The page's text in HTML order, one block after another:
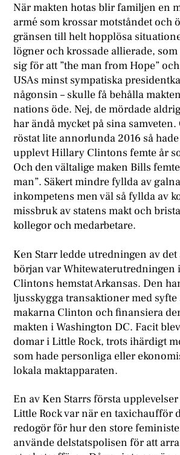
När makten hotas blir familjen en
armé som krossar motståndet och
gränsen till helt hopplösa
lögner och krossade allierade,
sig för att ”the man from Hope”
USAs minst sympatiska
någonsin – skulle få behålla
nations öde. Nej, de mördade
har ändå mycket på sina
röstat lite annorlunda 2016 så
upplevt Hillary Clintons femte år
Och den vältalige maken Bills
man”. Säkert mindre fyllda av
inkompetens men väl så fyllda av
missbruk av statens makt och
kollegor och medarbetare.
Ken Starr ledde utredningen av
början var Whitewaterutredningen
Clintons hemstat Arkansas. Den
ljusskygga transaktioner med syfte
makarna Clinton och finansiera
makten i Washington DC. Facit
domar i Little Rock, trots ihärdigt
som hade personliga eller
lokala maktapparaten.
En av Ken Starrs första
Little Rock var när en taxichaufför
redogör för hur den store
använde delstatspolisen för att